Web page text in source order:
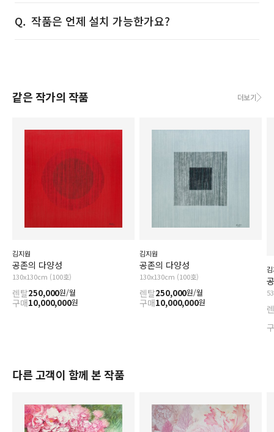
작품은 언제 설치 가능한가요?
같은 작가의 작품 더보기
김지원
공존의 다양성
130x130cm (100호)
렌탈250,000원/월
구매10,000,000원
김지원
공존의 다양성
130x130cm (100호)
렌탈250,000원/월
구매10,000,000원
다른 고객이 함께 본 작품